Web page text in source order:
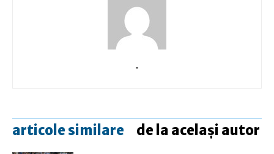
-
articole similare de la același autor